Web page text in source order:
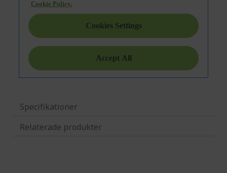
Specifikationer
Relaterade produkter